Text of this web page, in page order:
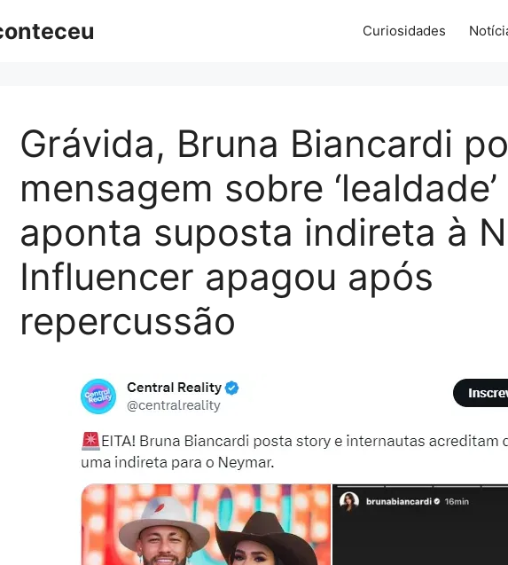
Curiosidades
Grávida, Bruna Biancardi
mensagem sobre
aponta suposta indireta à
Influencer apagou após
repercussão